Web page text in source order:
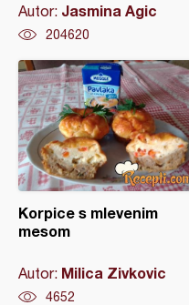
Autor: Jasmina Agic
204620
Korpice s mlevenim
mesom
Autor: Milica Zivkovic
4652